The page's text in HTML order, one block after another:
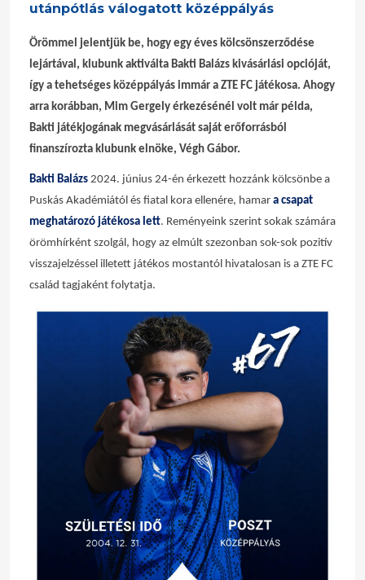
utánpótlás válogatott középpályás
Örömmel jelentjük be, hogy egy éves kölcsönszerződése
lejártával, klubunk aktiválta Bakti Balázs kivásárlási opcióját,
így a tehetséges középpályás immár a ZTE FC játékosa. Ahogy
arra korábban, Mim Gergely érkezésénél volt már példa,
Bakti játékjogának megvásárlását saját erőforrásból
finanszírozta klubunk elnöke, Végh Gábor.
Bakti Balázs 2024. június 24-én érkezett hozzánk kölcsönbe a
Puskás Akadémiától és fiatal kora ellenére, hamar a csapat
meghatározó játékosa lett. Reményeink szerint sokak számára
örömhírként szolgál, hogy az elmúlt szezonban sok-sok pozitív
visszajelzéssel illetett játékos mostantól hivatalosan is a ZTE FC
család tagjaként folytatja.